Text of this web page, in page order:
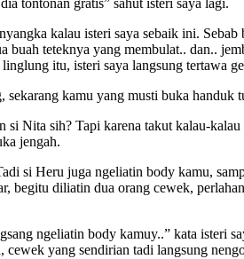
tontonan gratis” sahut isteri saya lagi.
kalau isteri saya sebaik ini.
buah teteknya yang membulat.. dan..
itu, isteri saya langsung tertawa
sekarang kamu yang musti buka handuk
Nita sih? Tapi karena takut kalau-
jengah.
si Heru juga ngeliatin body kamu,
begitu diliatin dua orang cewek,
ngeliatin body kamuy..” kata isteri
cewek yang sendirian tadi langsung